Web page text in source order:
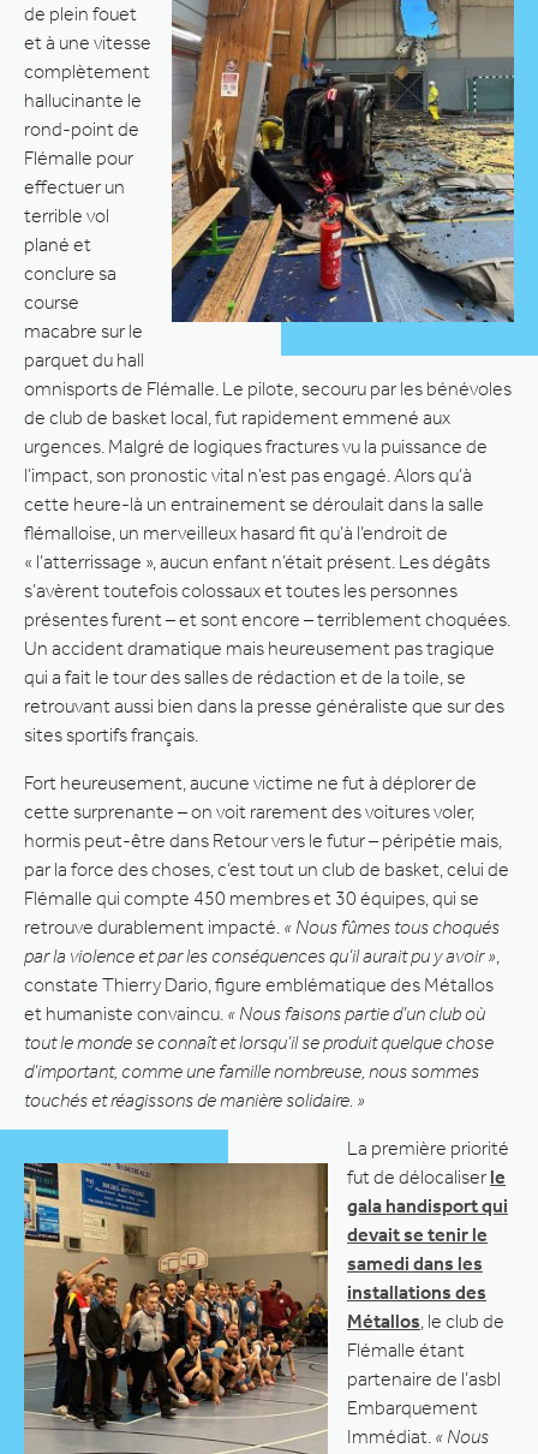
de plein fouet
et à une vitesse
complètement
hallucinante le
rond-point de
Flémalle pour
effectuer un
terrible vol
plané et
conclure sa
course
macabre sur le
parquet du hall
omnisports de Flémalle. Le pilote, secouru par les bénévoles
de club de basket local, fut rapidement emmené aux
urgences. Malgré de logiques fractures vu la puissance de
l’impact, son pronostic vital n’est pas engagé. Alors qu’à
cette heure-là un entrainement se déroulait dans la salle
flémalloise, un merveilleux hasard fit qu’à l’endroit de
« l’atterrissage », aucun enfant n’était présent. Les dégâts
s’avèrent toutefois colossaux et toutes les personnes
présentes furent – et sont encore – terriblement choquées.
Un accident dramatique mais heureusement pas tragique
qui a fait le tour des salles de rédaction et de la toile, se
retrouvant aussi bien dans la presse généraliste que sur des
sites sportifs français.
Fort heureusement, aucune victime ne fut à déplorer de
cette surprenante – on voit rarement des voitures voler,
hormis peut-être dans Retour vers le futur – péripétie mais,
par la force des choses, c’est tout un club de basket, celui de
Flémalle qui compte 450 membres et 30 équipes, qui se
retrouve durablement impacté. « Nous fûmes tous choqués
par la violence et par les conséquences qu’il aurait pu y avoir »
constate Thierry Dario, figure emblématique des Métallos
et humaniste convaincu. « Nous faisons partie d’un club où
tout le monde se connaît et lorsqu’il se produit quelque chose
d’important, comme une famille nombreuse, nous sommes
touchés et réagissons de manière solidaire. »
La première priorité
fut de délocaliser le
gala handisport qui
devait se tenir le
samedi dans les
installations des
Métallos , le club de
Flémalle étant
partenaire de l’asbl
Embarquement
Immédiat. « Nous